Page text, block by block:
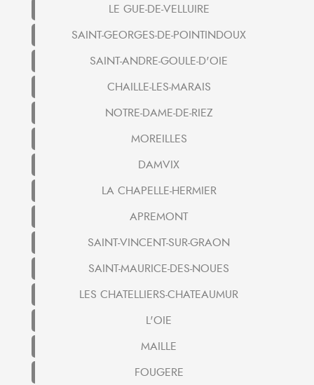
LE GUE-DE-VELLUIRE
SAINT-GEORGES-DE-POINTINDOUX
SAINT-ANDRE-GOULE-D'OIE
CHAILLE-LES-MARAIS
NOTRE-DAME-DE-RIEZ
MOREILLES
DAMVIX
LA CHAPELLE-HERMIER
APREMONT
SAINT-VINCENT-SUR-GRAON
SAINT-MAURICE-DES-NOUES
LES CHATELLIERS-CHATEAUMUR
L'OIE
MAILLE
FOUGERE